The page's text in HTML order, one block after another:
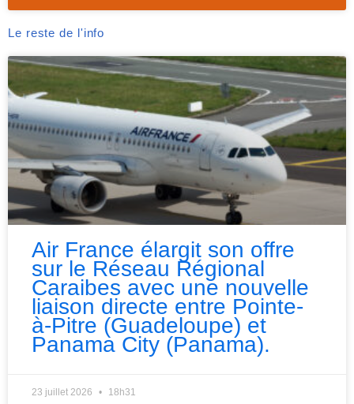
Le reste de l'info
Air France élargit son offre
sur le Réseau Régional
Caraibes avec une nouvelle
liaison directe entre Pointe-
à-Pitre (Guadeloupe) et
Panama City (Panama).
23 juillet 2026 18h31